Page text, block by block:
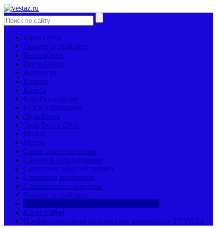
карта сайта
Тюнинг и стайлинг
Веста Кросс
Веста Спорт
Жидкости
Климат
Колеса
Коробка передач
Кузов и багажник
Лада Веста
Лада Веста CNG
Мозги
Мотор
Салон и все что в нем
Световое оборудование
Сравнение моделей машин
Страницы механиков
Страхование и кредиты
Тюнинг и стайлинг
Карта Сайта
Профессиональная диагностика автомобиля TOYOTA